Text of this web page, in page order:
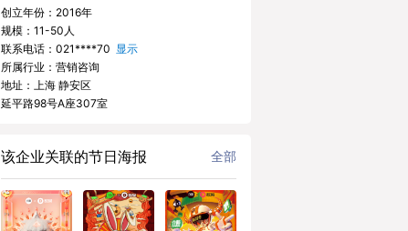
创立年份：2016年
规模：11-50人
联系电话： 021****70 显示
所属行业：营销咨询
地址：上海 静安区
延平路98号A座307室
该企业关联的节日海报 全部